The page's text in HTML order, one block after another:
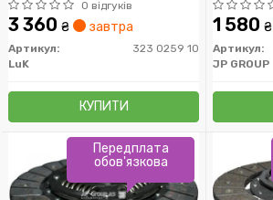
0 відгуків
3 360 ₴ завтра
Артикул:
323 0259 10
LuK
КУПИТИ
1 580 ₴
Артикул:
JP GROUP
Передплата
обов'язкова